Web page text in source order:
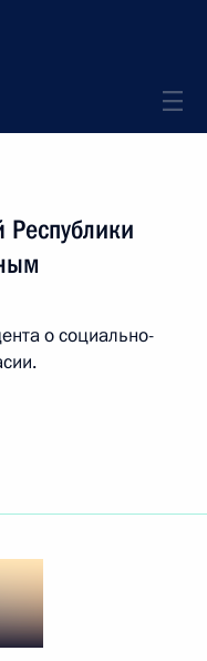
Республики
о социально-